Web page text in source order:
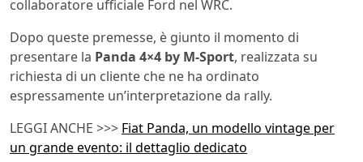
collaboratore ufficiale Ford nel WRC.
Dopo queste premesse, è giunto il momento di
presentare la Panda 4×4 by M-Sport, realizzata su
richiesta di un cliente che ne ha ordinato
espressamente un’interpretazione da rally.
LEGGI ANCHE >>> Fiat Panda, un modello vintage per
un grande evento: il dettaglio dedicato